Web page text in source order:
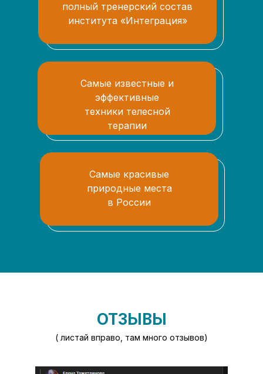
полный тренерский состав
института «Интеграция»
Самые известные и
эффективные
техники телесной
терапии
Самые красивые
природные места
в России
ОТЗЫВЫ
( листай вправо, там много отзывов)